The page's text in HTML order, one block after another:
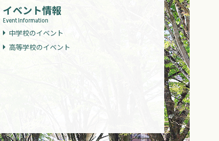
イベント情報
Event Information
中学校のイベント
高等学校のイベント